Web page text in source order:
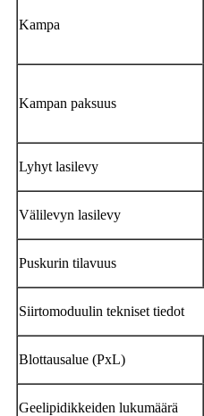
Kampa
Kampan paksuus
Lyhyt lasilevy
Välilevyn lasilevy
Puskurin tilavuus
Siirtomoduulin tekniset tiedot
Blottausalue (PxL)
Geelipidikkeiden lukumäärä